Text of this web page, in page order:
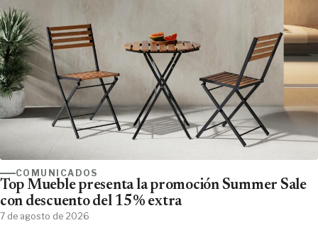
COMUNICADOS
Top Mueble presenta la promoción Summer Sale
con descuento del 15% extra
7 de agosto de 2026